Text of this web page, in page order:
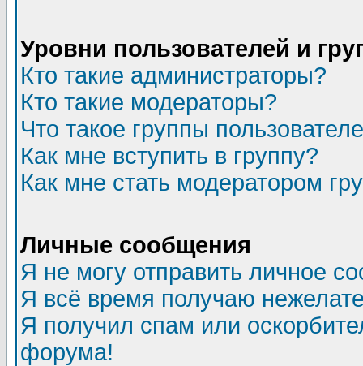
Уровни пользователей и
Кто такие администраторы?
Кто такие модераторы?
Что такое группы
Как мне вступить в группу?
Как мне стать модератором
Личные сообщения
Я не могу отправить личное
Я всё время получаю
Я получил спам или
форума!